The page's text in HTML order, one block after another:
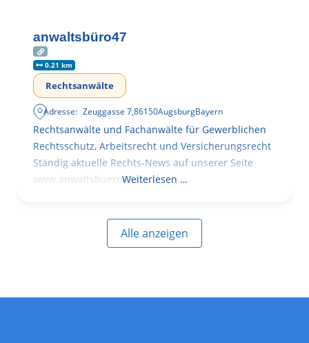
anwaltsbüro47
0.21 km
Rechtsanwälte
Adresse: Zeuggasse 7,86150AugsburgBayern
Rechtsanwälte und Fachanwälte für Gewerblichen
Rechtsschutz, Arbeitsrecht und Versicherungsrecht
Ständig aktuelle Rechts-News auf unserer Seite
www.anwaltsbuero47.deWeiterlesen …
Alle anzeigen